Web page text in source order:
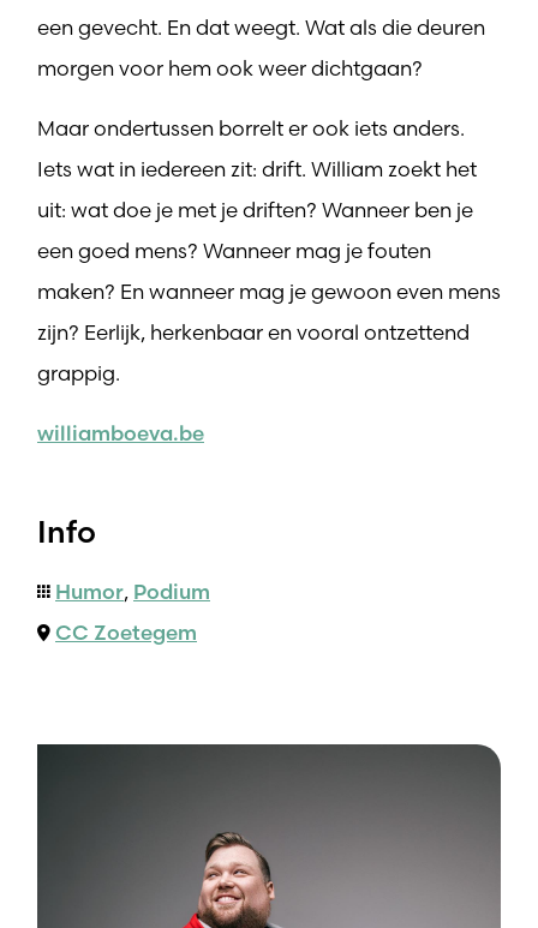
een gevecht. En dat weegt. Wat als die deuren
morgen voor hem ook weer dichtgaan?
Maar ondertussen borrelt er ook iets anders.
Iets wat in iedereen zit: drift. William zoekt het
uit: wat doe je met je driften? Wanneer ben je
een goed mens? Wanneer mag je fouten
maken? En wanneer mag je gewoon even mens
zijn? Eerlijk, herkenbaar en vooral ontzettend
grappig.
williamboeva.be
Info
Humor, Podium
CC Zoetegem